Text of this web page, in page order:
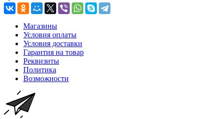
Магазины
Условия оплаты
Условия доставки
Гарантия на товар
Реквизиты
Политика
Возможности